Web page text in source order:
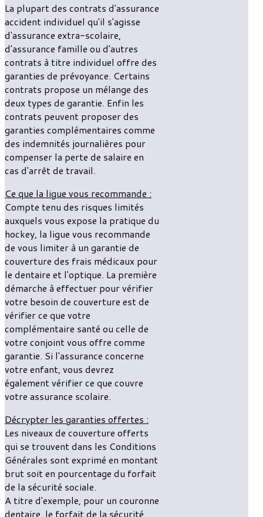
La plupart des contrats d'assurance
accident individuel qu'il s'agisse
d'assurance extra-scolaire,
d'assurance famille ou d'autres
contrats à titre individuel offre des
garanties de prévoyance. Certains
contrats propose un mélange des
deux types de garantie. Enfin les
contrats peuvent proposer des
garanties complémentaires comme
des indemnités journalières pour
compenser la perte de salaire en
cas d'arrêt de travail.
Ce que la ligue vous recommande :
Compte tenu des risques limités
auxquels vous expose la pratique du
hockey, la ligue vous recommande
de vous limiter à un garantie de
couverture des frais médicaux pour
le dentaire et l'optique. La première
démarche à effectuer pour vérifier
votre besoin de couverture est de
vérifier ce que votre
complémentaire santé ou celle de
votre conjoint vous offre comme
garantie. Si l'assurance concerne
votre enfant, vous devrez
également vérifier ce que couvre
votre assurance scolaire.
Décrypter les garanties offertes :
Les niveaux de couverture offerts
qui se trouvent dans les Conditions
Générales sont exprimé en montant
brut soit en pourcentage du forfait
de la sécurité sociale.
A titre d'exemple, pour un couronne
dentaire, le forfait de la sécurité